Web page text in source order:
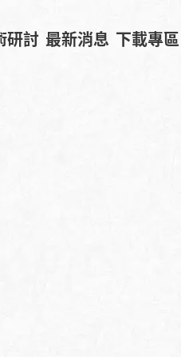
研討 最新消息 下載專區